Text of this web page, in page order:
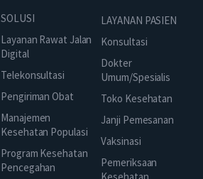
SOLUSI
Layanan Rawat Jalan
Digital
Telekonsultasi
Pengiriman Obat
Manajemen
Kesehatan Populasi
Program Kesehatan
Pencegahan
LAYANAN PASIEN
Konsultasi
Dokter
Umum/Spesialis
Toko Kesehatan
Janji Pemesanan
Vaksinasi
Pemeriksaan